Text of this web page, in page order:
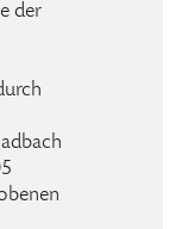
der